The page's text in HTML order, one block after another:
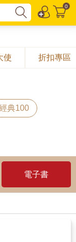
0
使 折扣專區
典100
電子書